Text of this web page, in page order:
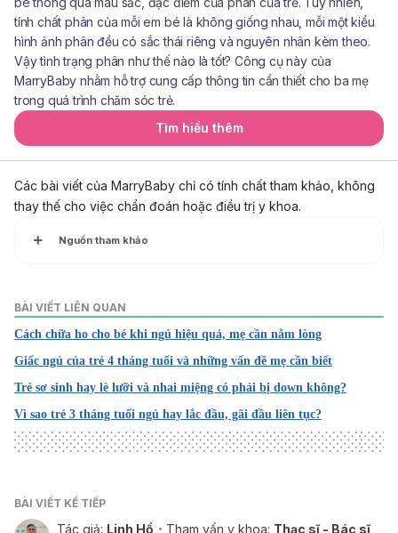
tính chất phân của mỗi em bé là không giống nhau, mỗi một kiểu
hình ảnh phân đều có sắc thái riêng và nguyên nhân kèm theo.
Vậy tình trạng phân như thế nào là tốt? Công cụ này của
MarryBaby nhằm hỗ trợ cung cấp thông tin cần thiết cho ba mẹ
trong quá trình chăm sóc trẻ.
Tìm hiểu thêm
Các bài viết của MarryBaby chỉ có tính chất tham khảo, không
thay thế cho việc chẩn đoán hoặc điều trị y khoa.
Nguồn tham khảo
https://kidshealth.org/en/parents/sleepnewborn.html
Truy cập ngày 24/11/2021
2. Sleep and Your 1- to 3-Month-Old
https://kidshealth.org/en/parents/sleep13m.html
Truy cập ngày 24/11/2021
3. Helping your baby to sleep
https://www.nhs.uk/conditions/baby/caring-for-a-
4. Helping baby sleep through the night
BÀI VIẾT LIÊN QUAN
Cách chữa ho cho bé khi ngủ hiệu quả, mẹ cần nằm lòng
Giấc ngủ của trẻ 4 tháng tuổi và những vấn đề mẹ cần biết
Trẻ sơ sinh hay lè lưỡi và nhai miệng có phải bị down không?
Vì sao trẻ 3 tháng tuổi ngủ hay lắc đầu, gãi đầu liên tục?
BÀI VIẾT KẾ TIẾP
Tác giả: Linh Hồ Tham vấn y khoa: Thạc sĩ - Bác sĩ